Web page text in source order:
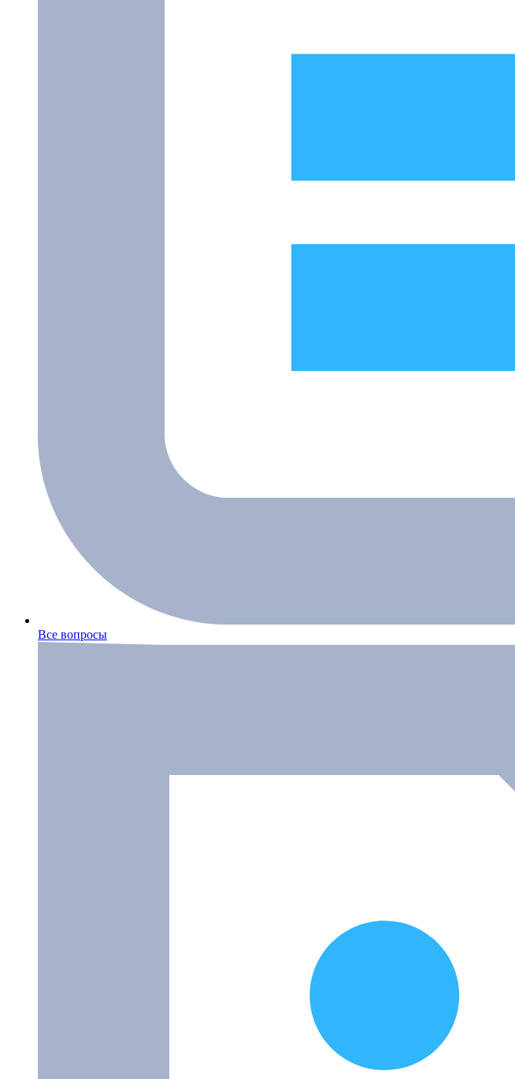
Все вопросы